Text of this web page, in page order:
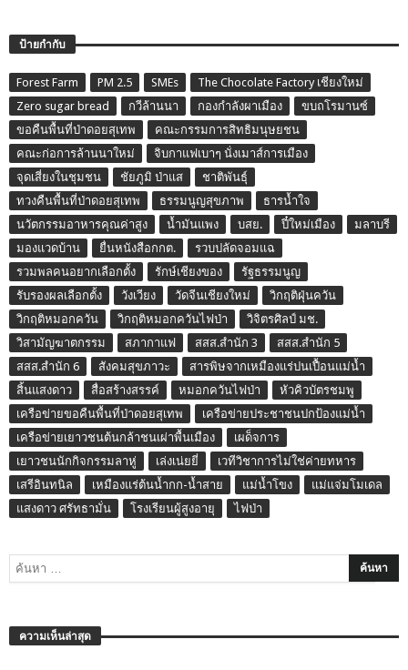
ป้ายกำกับ
Forest Farm PM 2.5 SMEs
The Chocolate Factory เชียงใหม่
Zero sugar bread
กวีล้านนา กองกำลังผาเมือง
ขบถโรมานซ์
ขอคืนพื้นที่ป่าดอยสุเทพ
คณะกรรมการสิทธิมนุษยชน
คณะก่อการล้านนาใหม่
จิบกาแฟเบาๆ นั่งเมาส์การเมือง
จุดเสี่ยงในชุมชน
ชัยภูมิ ป่าแส
ชาติพันธุ์
ทวงคืนพื้นที่ป่าดอยสุเทพ
ธรรมนูญสุขภาพ
ธารน้ำใจ
นวัตกรรมอาหารคุณค่าสูง
น้ำมันแพง บสย. ปี๋ใหม่เมือง
มลาบรี
มองแวดบ้าน
ยื่นหนังสือกกต.
รวบปลัดจอมแฉ
รวมพลคนอยากเลือกตั้ง
รักษ์เชียงของ
รัฐธรรมนูญ
รับรองผลเลือกตั้ง
วังเวียง วัดจีนเชียงใหม่
วิกฤติฝุ่นควัน
วิกฤติหมอกควัน
วิกฤติหมอกควันไฟป่า
วิจิตรศิลป์ มช.
วิสามัญฆาตกรรม
สภากาแฟ สสส.สำนัก 3
สสส.สำนัก 5
สสส.สำนัก 6
สังคมสุขภาวะ
สารพิษจากเหมืองแร่ปนเปื้อนแม่น้ำ
สิ้นแสงดาว
สื่อสร้างสรรค์ หมอกควันไฟป่า
หัวคิวบัตรชมพู
เครือข่ายขอคืนพื้นที่ป่าดอยสุเทพ
เครือข่ายประชาชนปกป้องแม่น้ำ
เครือข่ายเยาวชนต้นกล้าชนเผ่าพื้นเมือง
เผด็จการ
เยาวชนนักกิจกรรมลาหู่
เล่งเน่ยยี่
เวทีวิชาการไม่ใช่ค่ายทหาร
เสรีอินทนิล
เหมืองแร่ต้นน้ำกก-น้ำสาย แม่น้ำโขง
แม่แจ่มโมเดล
แสงดาว ศรัทธามั่น
โรงเรียนผู้สูงอายุ ไฟป่า
ความเห็นล่าสุด